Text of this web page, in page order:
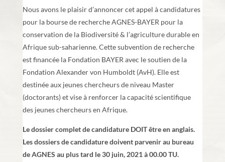
Nous avons le plaisir d’annoncer cet appel à candidatures
pour la bourse de recherche AGNES-BAYER pour la
conservation de la Biodiversité & l’agriculture durable en
Afrique sub-saharienne. Cette subvention de recherche
est financée la Fondation BAYER avec le soutien de la
Fondation Alexander von Humboldt (AvH). Elle est
destinée aux jeunes chercheurs de niveau Master
(doctorants) et vise à renforcer la capacité scientifique
des jeunes chercheurs en Afrique.
Le dossier complet de candidature DOIT être en anglais.
Les dossiers de candidature doivent parvenir au bureau
de AGNES au plus tard le 30 juin, 2021 à 00.00 TU.